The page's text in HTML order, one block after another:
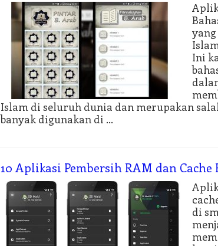
Ini
Islam di seluruh dunia dan merupakan
banyak digunakan di …
10 Aplikasi Pembersih RAM dan
di